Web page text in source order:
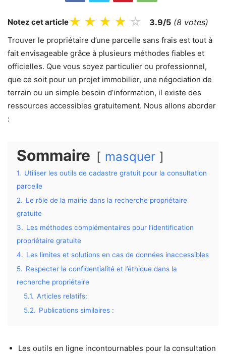
Notez cet article★ ★ ★ ★ ☆ 3.9/5 (8 votes)
Trouver le propriétaire d’une parcelle sans frais est tout à
fait envisageable grâce à plusieurs méthodes fiables et
officielles. Que vous soyez particulier ou professionnel,
que ce soit pour un projet immobilier, une négociation de
terrain ou un simple besoin d’information, il existe des
ressources accessibles gratuitement. Nous allons aborder
:
Sommaire masquer
1. Utiliser les outils de cadastre gratuit pour la consultation
parcelle
2. Le rôle de la mairie dans la recherche propriétaire
gratuite
3. Les méthodes complémentaires pour l’identification
propriétaire gratuite
4. Les limites et solutions en cas de données inaccessibles
5. Respecter la confidentialité et l’éthique dans la
recherche propriétaire
5.1. Articles relatifs:
5.2. Publications similaires :
Les outils en ligne incontournables pour la consultation